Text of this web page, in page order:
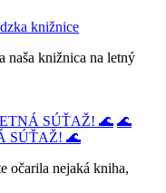
knižnice
naša knižnica na letný
🌊
SÚŤAŽ! 🌊
očarila nejaká kniha,